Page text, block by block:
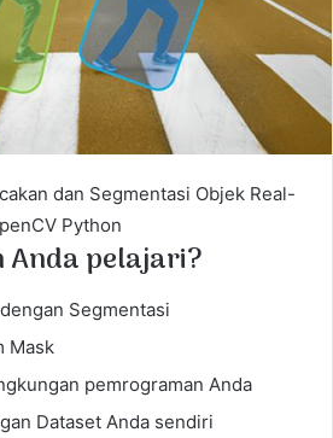
m
i
dan Segmentasi Objek Real-
Python
Anda pelajari?
Segmentasi
Mask
pemrograman Anda
Dataset Anda sendiri